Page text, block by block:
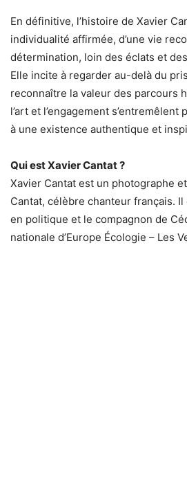
En définitive, l’histoire de Xavier
individualité affirmée, d’une vie
détermination, loin des éclats et
Elle incite à regarder au-delà du
reconnaître la valeur des parcours
l’art et l’engagement
à une existence authentique et
Qui est Xavier Cantat ?
Xavier Cantat est un photographe
Cantat, célèbre chanteur français.
en politique et le compagnon de
nationale d’Europe Écologie – Les